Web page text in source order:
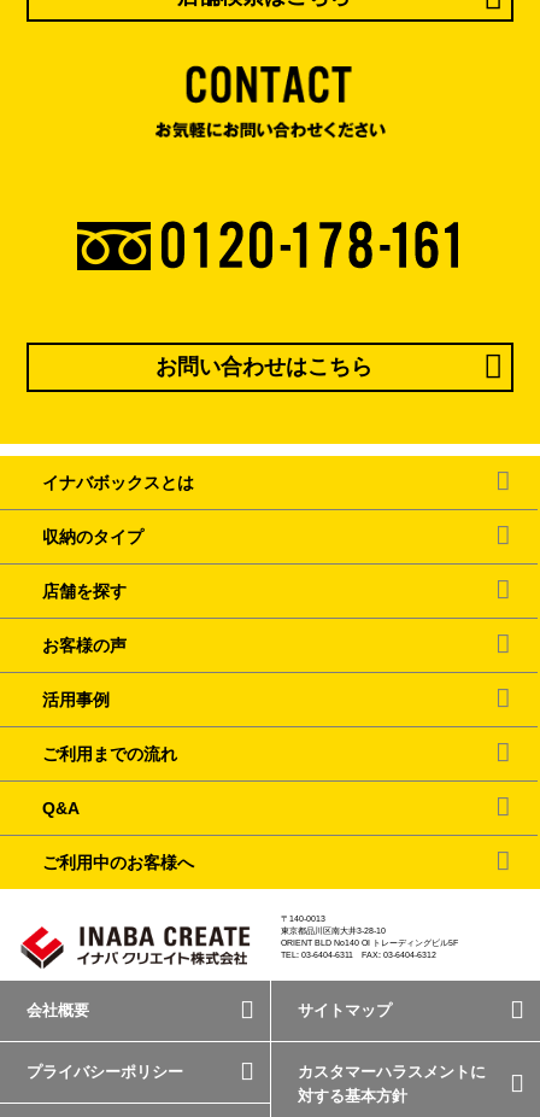
お問い合わせはこちら
イナバボックスとは
収納のタイプ
店舗を探す
お客様の声
活用事例
ご利用までの流れ
Q&A
ご利用中のお客様へ
〒140-0013
東京都品川区南大井3-28-10
ORIENT BLD No140 OI トレーディングビル5F
TEL: 03-6404-6311 FAX: 03-6404-6312
会社概要 サイトマップ
プライバシーポリシー
カスタマーハラスメントに
対する基本方針